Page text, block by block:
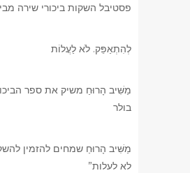
פסטיבל השקות ביכורי שירה
לְהִתְאַפֵּק. לֹא לַעֲלוֹת
מַשִּׁיב הָרוּחַ משיק את ספר
בולר
מַשִּׁיב הָרוּחַ שמחים להזמין
לא לעלות”